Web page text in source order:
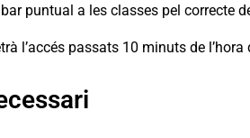
puntual a les classes pel correcte
l’accés passats 10 minuts de l’hora